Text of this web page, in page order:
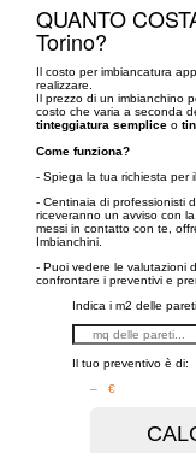
QUANTO
Torino?
Il costo per imbiancatura
realizzare.
Il prezzo di un imbianchino
costo che varia a seconda
tinteggiatura semplice o
Come funziona?
- Spiega la tua richiesta per
- Centinaia di professionisti
riceveranno un avviso con
messi in contatto con te,
Imbianchini.
- Puoi vedere le valutazioni
confrontare i preventivi e
Indica i m2 delle
Il tuo preventivo è di:
– €